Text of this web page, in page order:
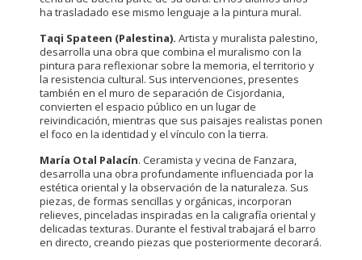
ha trasladado ese mismo lenguaje a la pintura mural.
Taqi Spateen (Palestina). Artista y muralista palestino,
desarrolla una obra que combina el muralismo con la
pintura para reflexionar sobre la memoria, el territorio y
la resistencia cultural. Sus intervenciones, presentes
también en el muro de separación de Cisjordania,
convierten el espacio público en un lugar de
reivindicación, mientras que sus paisajes realistas ponen
el foco en la identidad y el vínculo con la tierra.
María Otal Palacín. Ceramista y vecina de Fanzara,
desarrolla una obra profundamente influenciada por la
estética oriental y la observación de la naturaleza. Sus
piezas, de formas sencillas y orgánicas, incorporan
relieves, pinceladas inspiradas en la caligrafía oriental y
delicadas texturas. Durante el festival trabajará el barro
en directo, creando piezas que posteriormente decorará.